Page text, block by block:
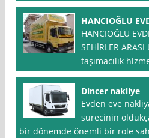
HANCIOĞLU
HANCIOĞLU
SEHİRLER
taşımacılık
Dincer nakliye
Evden eve
sürecinin
bir dönemde önemli bir role